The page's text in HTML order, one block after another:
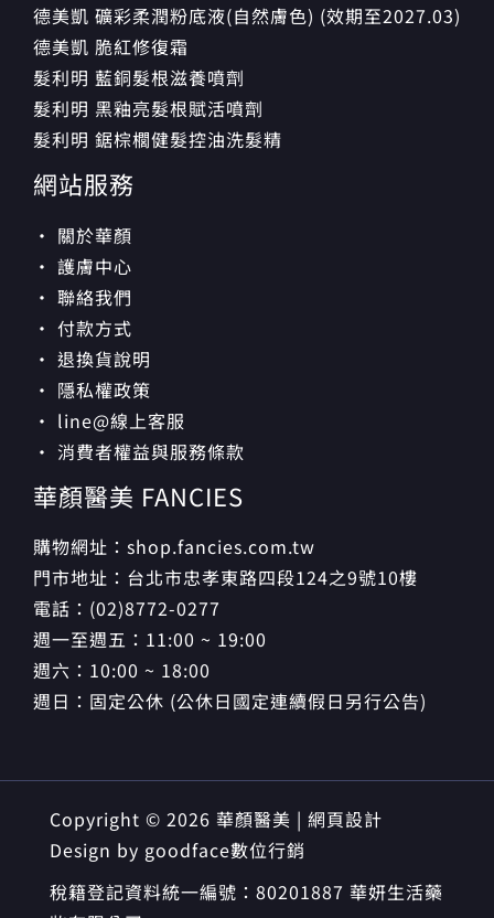
德美凱 礦彩柔潤粉底液(自然膚色) (效期至2027.03)
德美凱 脆紅修復霜
髮利明 藍銅髮根滋養噴劑
髮利明 黑釉亮髮根賦活噴劑
髮利明 鋸棕櫚健髮控油洗髮精
網站服務
· 關於華顏
· 護膚中心
· 聯絡我們
· 付款方式
· 退換貨說明
· 隱私權政策
· line@線上客服
· 消費者權益與服務條款
華顏醫美 FANCIES
購物網址：shop.fancies.com.tw
門市地址：台北市忠孝東路四段124之9號10樓
電話：(02)8772-0277
週一至週五：11:00 ~ 19:00
週六：10:00 ~ 18:00
週日：固定公休 (公休日國定連續假日另行公告)
Copyright © 2026 華顏醫美 | 網頁設計
Design by goodface數位行銷
稅籍登記資料統一編號：80201887 華妍生活藥